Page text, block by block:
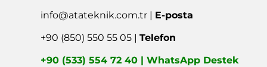
info@atateknik.com.tr | E-posta
+90 (850) 550 55 05 |Telefon
+90 (533) 554 72 40 | WhatsApp Destek